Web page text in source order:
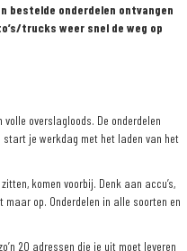
onderdelen ontvangen
trucks weer snel de weg op
volle overslagloods. De onderdelen
je werkdag met het laden van het
komen voorbij. Denk aan accu’s,
op. Onderdelen in alle soorten en
20 adressen die je uit moet leveren